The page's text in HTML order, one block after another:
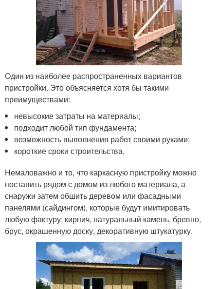
Один из наиболее распространенных вариантов
пристройки. Это объясняется хотя бы такими
преимуществами:
невысокие затраты на материалы;
подходит любой тип фундамента;
возможность выполнения работ своими руками;
короткие сроки строительства.
Немаловажно и то, что каркасную пристройку можно
поставить рядом с домом из любого материала, а
снаружи затем обшить деревом или фасадными
панелями (сайдингом), которые будут имитировать
любую фактуру: кирпич, натуральный камень, бревно,
брус, окрашенную доску, декоративную штукатурку.